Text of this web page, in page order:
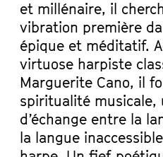
et millénaire, il
vibration première
épique et méditatif.
virtuose harpiste
Marguerite Cano, il
spiritualité musicale,
d’échange entre la
la langue